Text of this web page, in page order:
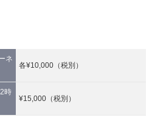
ネ
各¥10,000（税別）
時
¥15,000（税別）